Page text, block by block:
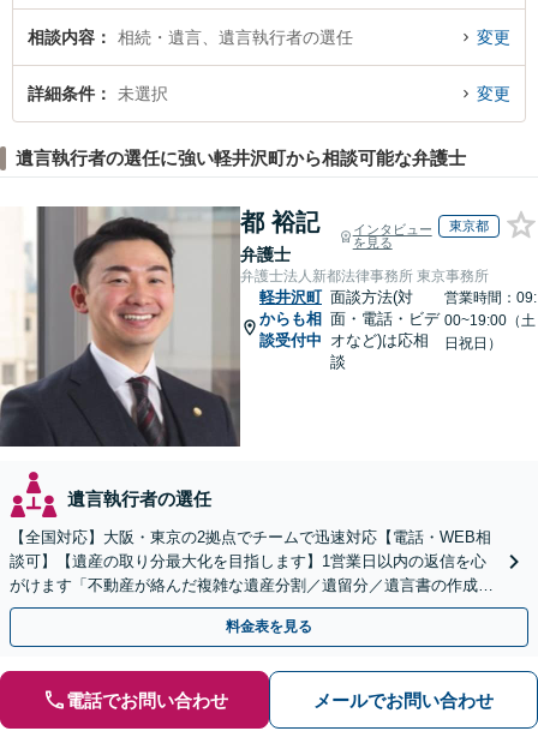
護士に相談予約したい』などでお困りの相談者さんにおすすめです。
相談内容 相続・遺言、遺言執行者の選任 変更
詳細条件 未選択 変更
遺言執行者の選任に強い軽井沢町から相談可能な弁護士
都 裕記
弁護士
インタビュー
を見る
東京都
弁護士法人新都法律事務所 東京事務所
軽井沢町
からも相
談受付中
面談方法(対
面・電話・ビデ
オなど)は応相
談
営業時間：09:
00~19:00（土
日祝日）
遺言執行者の選任
【全国対応】大阪・東京の2拠点でチームで迅速対応【電話・WEB相
談可】【遺産の取り分最大化を目指します】1営業日以内の返信を心
がけます「不動産が絡んだ複雑な遺産分割／遺留分／遺言書の作成・
執行／事業承継など、お任せください」【休日相談あり】
料金表を見る
電話でお問い合わせ メールでお問い合わせ